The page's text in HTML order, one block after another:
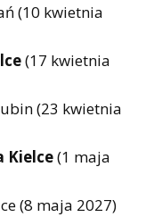
(10 kwietnia
(17 kwietnia
(23 kwietnia
Kielce(1 maja
(8 maja 2027)